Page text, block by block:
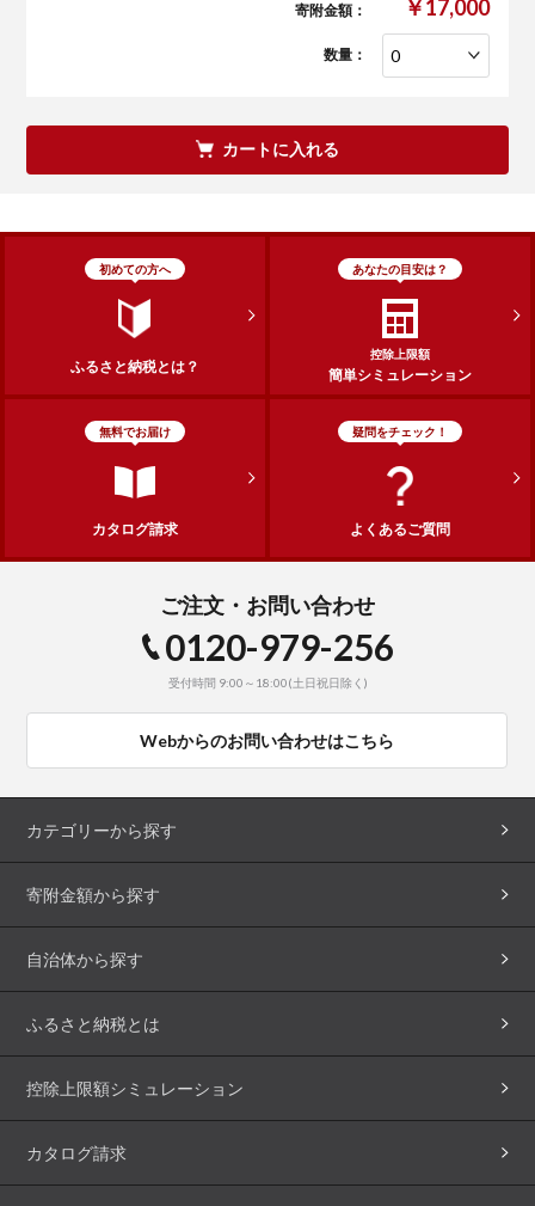
寄附金額： ￥17,000
数量：
カートに入れる
初めての方へ
ふるさと納税とは？
あなたの目安は？
控除上限額
簡単シミュレーション
無料でお届け
カタログ請求
疑問をチェック！
よくあるご質問
ご注文・お問い合わせ
0120-979-256
受付時間 9:00～18:00(土日祝日除く)
Webからのお問い合わせはこちら
カテゴリーから探す
寄附金額から探す
自治体から探す
ふるさと納税とは
控除上限額シミュレーション
カタログ請求